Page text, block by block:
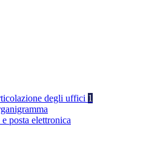
degli uffici 1
posta elettronica